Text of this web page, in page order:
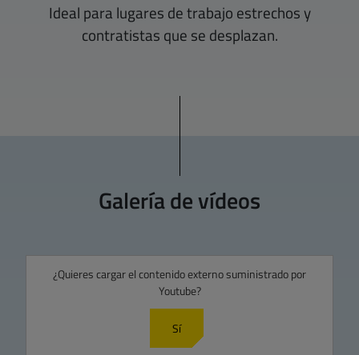
Ideal para lugares de trabajo estrechos y
contratistas que se desplazan.
Galería de vídeos
¿Quieres cargar el contenido externo suministrado por
Youtube?
Sí